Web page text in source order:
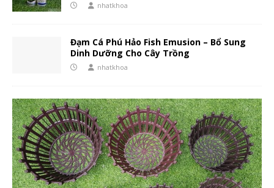
nhatkhoa
Đạm Cá Phú Hảo Fish Emusion – Bổ Sung
Dinh Dưỡng Cho Cây Trồng
nhatkhoa